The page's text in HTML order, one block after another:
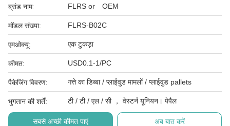
ब्रांड नाम: FLRS or OEM
मॉडल संख्या: FLRS-B02C
एमओक्यू: एक टुकड़ा
कीमत: USD0.1-1/PC
पैकेजिंग विवरण: गत्ते का डिब्बा / प्लाईवुड मामलों / प्लाईवुड pallets
भुगतान की शर्तें: टी / टी / एल / सी ， वेस्टर्न यूनियन। पेपैल
सबसे अच्छी कीमत पाएं अब बात करें